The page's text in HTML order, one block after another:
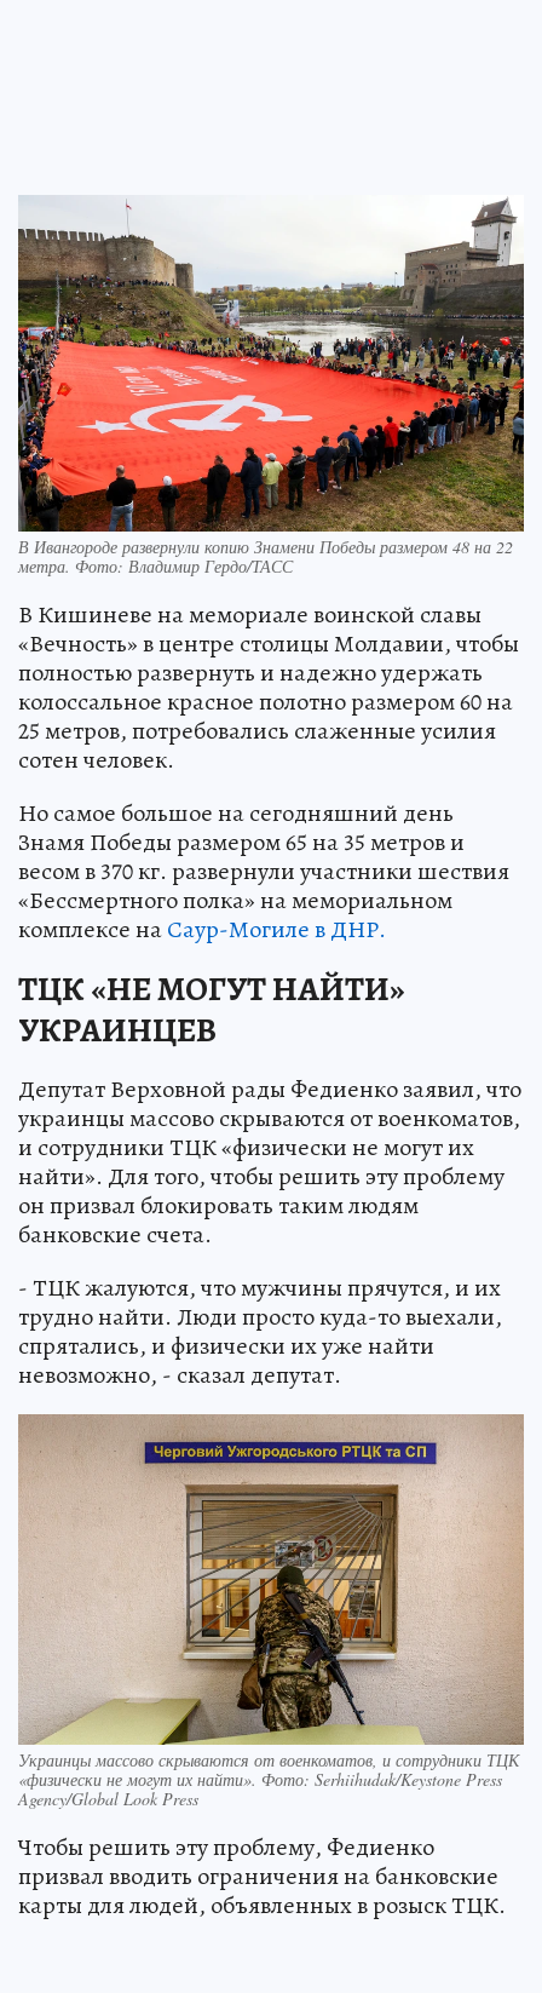
В Ивангороде развернули копию Знамени Победы размером 48 на 22
метра. Фото: Владимир Гердо/ТАСС
В Кишиневе на мемориале воинской славы
«Вечность» в центре столицы Молдавии, чтобы
полностью развернуть и надежно удержать
колоссальное красное полотно размером 60 на
25 метров, потребовались слаженные усилия
сотен человек.
Но самое большое на сегодняшний день
Знамя Победы размером 65 на 35 метров и
весом в 370 кг. развернули участники шествия
«Бессмертного полка» на мемориальном
комплексе наСаур-Могиле в ДНР.
ТЦК «НЕ МОГУТ НАЙТИ»
УКРАИНЦЕВ
Депутат Верховной рады Федиенко заявил, что
украинцы массово скрываются от военкоматов,
и сотрудники ТЦК «физически не могут их
найти». Для того, чтобы решить эту проблему
он призвал блокировать таким людям
банковские счета.
- ТЦК жалуются, что мужчины прячутся, и их
трудно найти. Люди просто куда-то выехали,
спрятались, и физически их уже найти
невозможно, - сказал депутат.
Украинцы массово скрываются от военкоматов, и сотрудники ТЦК
«физически не могут их найти». Фото: Serhiihudak/Keystone Press
Agency/Global Look Press
Чтобы решить эту проблему, Федиенко
призвал вводить ограничения на банковские
карты для людей, объявленных в розыск ТЦК.